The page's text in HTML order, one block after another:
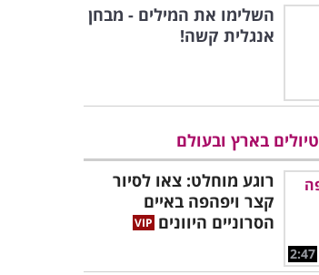
השלימו את המילים - מבחן
אנגלית קשה!
טיולים בארץ ובעולם
2:47
רוגע מוחלט: צאו לסיור
קצר ויפהפה באיים
הסרוניים היוונים